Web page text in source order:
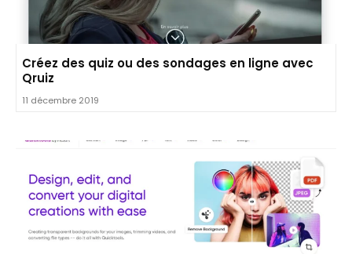
Créez des quiz ou des sondages en ligne avec
Qruiz
11 décembre 2019